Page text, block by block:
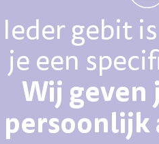
Ieder gebit
je een
Wij geven